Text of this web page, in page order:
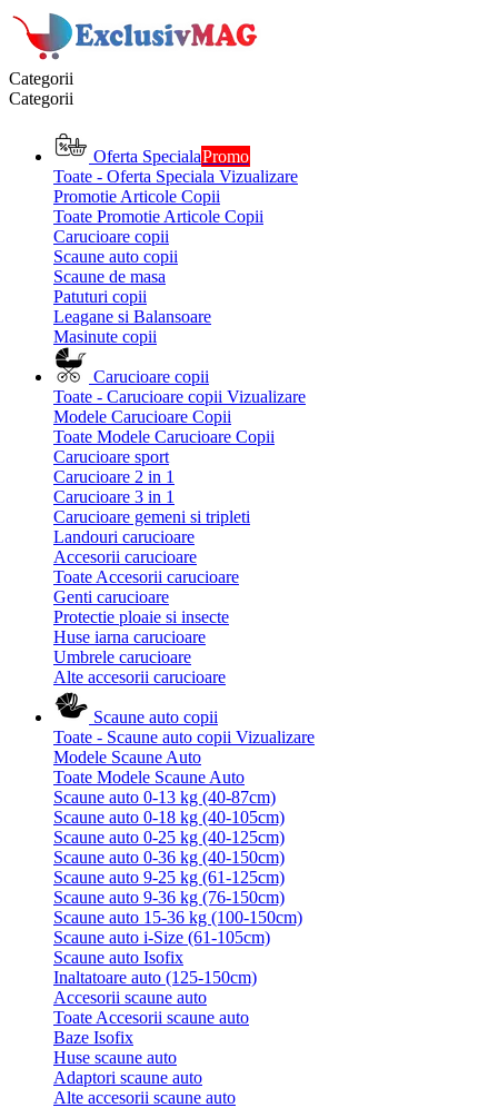
Categorii
Categorii
Oferta SpecialaPromo
Toate - Oferta Speciala Vizualizare
Promotie Articole Copii
Toate Promotie Articole Copii
Carucioare copii
Scaune auto copii
Scaune de masa
Patuturi copii
Leagane si Balansoare
Masinute copii
Carucioare copii
Toate - Carucioare copii Vizualizare
Modele Carucioare Copii
Toate Modele Carucioare Copii
Carucioare sport
Carucioare 2 in 1
Carucioare 3 in 1
Carucioare gemeni si tripleti
Landouri carucioare
Accesorii carucioare
Toate Accesorii carucioare
Genti carucioare
Protectie ploaie si insecte
Huse iarna carucioare
Umbrele carucioare
Alte accesorii carucioare
Scaune auto copii
Toate - Scaune auto copii Vizualizare
Modele Scaune Auto
Toate Modele Scaune Auto
Scaune auto 0-13 kg (40-87cm)
Scaune auto 0-18 kg (40-105cm)
Scaune auto 0-25 kg (40-125cm)
Scaune auto 0-36 kg (40-150cm)
Scaune auto 9-25 kg (61-125cm)
Scaune auto 9-36 kg (76-150cm)
Scaune auto 15-36 kg (100-150cm)
Scaune auto i-Size (61-105cm)
Scaune auto Isofix
Inaltatoare auto (125-150cm)
Accesorii scaune auto
Toate Accesorii scaune auto
Baze Isofix
Huse scaune auto
Adaptori scaune auto
Alte accesorii scaune auto